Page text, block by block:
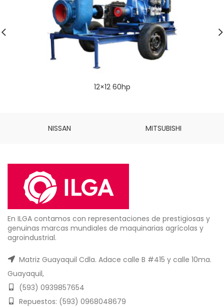
12×12 60hp
NISSAN MITSUBISHI
En ILGA contamos con representaciones de prestigiosas y
genuinas marcas mundiales de maquinarias agrícolas y
agroindustrial.
Matriz Guayaquil Cdla. Adace calle B #415 y calle 10ma.
Guayaquil,
(593) 0939857654
Repuestos: (593) 0968048679